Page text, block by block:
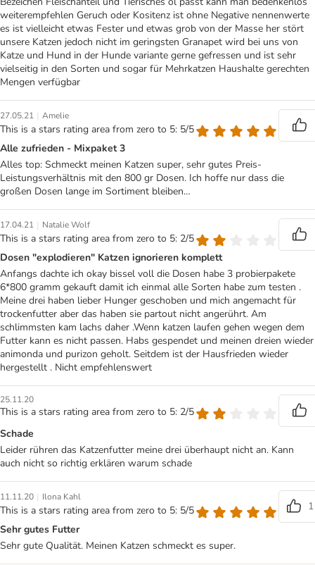
weiterempfehlen Geruch oder Kositenz ist ohne Negative nennenwerte
es ist vielleicht etwas Fester und etwas grob von der Masse her stört
unsere Katzen jedoch nicht im geringsten Granapet wird bei uns von
Katze und Hund in der Hunde variante gerne gefressen und ist sehr
vielseitig in den Sorten und sogar für Mehrkatzen Haushalte gerechten
Mengen verfügbar
27.05.21 | Amelie
This is a stars rating area from zero to 5: 5/5
Alle zufrieden - Mixpaket 3
Alles top: Schmeckt meinen Katzen super, sehr gutes Preis-
Leistungsverhältnis mit den 800 gr Dosen. Ich hoffe nur dass die
großen Dosen lange im Sortiment bleiben…
17.04.21 | Natalie Wolf
This is a stars rating area from zero to 5: 2/5
Dosen "explodieren" Katzen ignorieren komplett
Anfangs dachte ich okay bissel voll die Dosen habe 3 probierpakete
6*800 gramm gekauft damit ich einmal alle Sorten habe zum testen .
Meine drei haben lieber Hunger geschoben und mich angemacht für
trockenfutter aber das haben sie partout nicht angerührt. Am
schlimmsten kam lachs daher .Wenn katzen laufen gehen wegen dem
Futter kann es nicht passen. Habs gespendet und meinen dreien wieder
animonda und purizon geholt. Seitdem ist der Hausfrieden wieder
hergestellt . Nicht empfehlenswert
25.11.20
This is a stars rating area from zero to 5: 2/5
Schade
Leider rühren das Katzenfutter meine drei überhaupt nicht an. Kann
auch nicht so richtig erklären warum schade
11.11.20 | Ilona Kahl
This is a stars rating area from zero to 5: 5/5
1
Sehr gutes Futter
Sehr gute Qualität. Meinen Katzen schmeckt es super.